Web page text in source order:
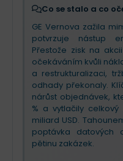
Co se stalo a co
GE Vernova zažila
potvrzuje nástup
Přestože zisk na
očekáváním kvůli
a restrukturalizaci,
odhady překonaly.
nárůst objednávek,
% a vytlačily
miliard USD.
poptávka datových
pětinu zakázek.